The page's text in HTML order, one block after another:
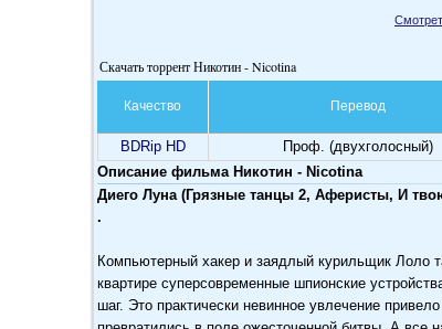
Скачать торрент Никотин - Nicotina
Качество Перевод
BDRip HD Проф. (двухголосный)
Описание фильма Никотин - Nicotina
Диего Луна (Грязные танцы 2, Аферисты, И
.
Компьютерный хакер и заядлый курильщик Лоло
квартире суперсовременные шпионские
шаг. Это практически невинное увлечение